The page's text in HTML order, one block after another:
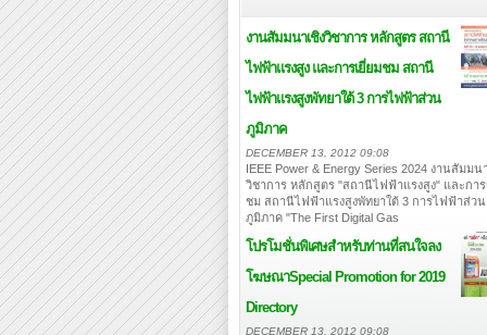
งานสัมมนาเชิงวิชาการ หลักสูตร สถานี
ไฟฟ้าแรงสูง และการเยี่ยมชม สถานี
ไฟฟ้าแรงสูงพัทยาใต้ 3 การไฟฟ้าส่วน
ภูมิภาค
DECEMBER 13, 2012 09:08
IEEE Power & Energy Series 2024 งานสัมมน
วิชาการ หลักสูตร "สถานีไฟฟ้าแรงสูง" และการ
ชม สถานีไฟฟ้าแรงสูงพัทยาใต้ 3 การไฟฟ้าส่วน
ภูมิภาค "The First Digital Gas
โปรโมชั่นพิเศษสำหรับท่านที่สนใจลง
โฆษณาSpecial Promotion for 2019
Directory
DECEMBER 13, 2012 09:08